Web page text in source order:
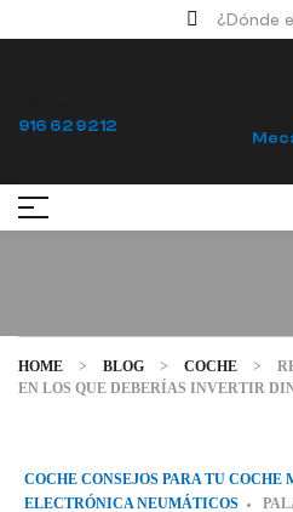
¿Dónde
916 62 92 12
HOME > BLOG > COCHE >
EN LOS QUE DEBERÍAS INVERTIR
COCHE CONSEJOS PARA TU COCHE
ELECTRÓNICA NEUMÁTICOS